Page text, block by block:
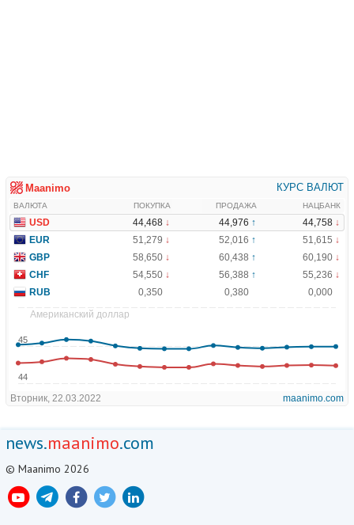
news.maanimo.com
© Maanimo 2026